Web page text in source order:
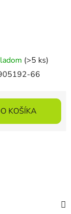
(>5 ks)
66
KOŠÍKA